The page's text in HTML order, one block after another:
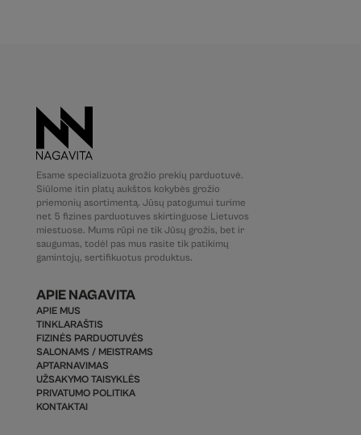
Esame specializuota grožio prekių parduotuvė.
Siūlome itin platų aukštos kokybės grožio
priemonių asortimentą. Jūsų patogumui turime
net 5 fizines parduotuves skirtinguose Lietuvos
miestuose. Mums rūpi ne tik Jūsų grožis, bet ir
saugumas, todėl pas mus rasite tik patikimų
gamintojų, sertifikuotus produktus.
APIE NAGAVITA
APIE MUS
TINKLARAŠTIS
FIZINĖS PARDUOTUVĖS
SALONAMS / MEISTRAMS
APTARNAVIMAS
UŽSAKYMO TAISYKLĖS
PRIVATUMO POLITIKA
KONTAKTAI